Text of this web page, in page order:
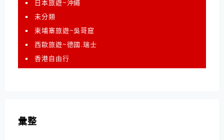
日本旅遊~沖繩
未分類
柬埔寨旅遊~吳哥窟
西歐旅遊~德國.瑞士
香港自由行
彙整